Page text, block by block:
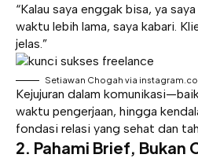
“Kalau saya enggak bisa, ya
waktu lebih lama, saya kabari.
jelas.”
Setiawan Chogah via
Kejujuran dalam
waktu pengerjaan, hingga
fondasi relasi yang sehat dan
2. Pahami Brief, Bukan